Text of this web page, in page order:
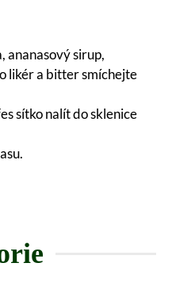
ananasový sirup,
likér a bitter smíchejte
sítko nalít do sklenice